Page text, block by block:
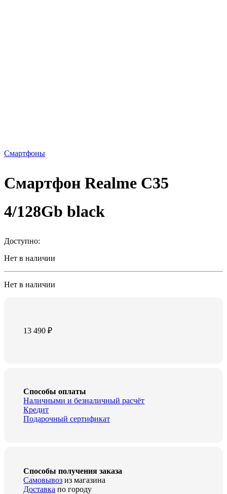
Смартфоны
Смартфон Realme C35
4/128Gb black
Доступно:
Нет в наличии
Нет в наличии
13 490₽
Способы оплаты
Наличными и безналичный расчёт
Кредит
Подарочный сертификат
Способы получения заказа
Самовывоз из магазина
Доставка по городу